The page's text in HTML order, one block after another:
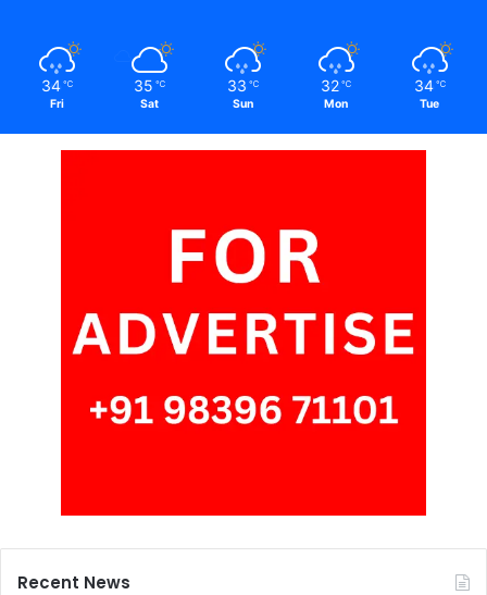
34 ℃
Fri
35 ℃
Sat
33 ℃
Sun
32 ℃
Mon
34 ℃
Tue
Recent News